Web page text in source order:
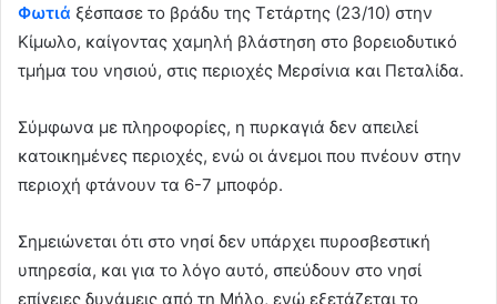
Φωτιά ξέσπασε το βράδυ της Τετάρτης (23/10) στην
Κίμωλο, καίγοντας χαμηλή βλάστηση στο βορειοδυτικό
τμήμα του νησιού, στις περιοχές Μερσίνια και Πεταλίδα.
Σύμφωνα με πληροφορίες, η πυρκαγιά δεν απειλεί
κατοικημένες περιοχές, ενώ οι άνεμοι που πνέουν στην
περιοχή φτάνουν τα 6-7 μποφόρ.
Σημειώνεται ότι στο νησί δεν υπάρχει πυροσβεστική
υπηρεσία, και για το λόγο αυτό, σπεύδουν στο νησί
επίγειες δυνάμεις από τη Μήλο, ενώ εξετάζεται το